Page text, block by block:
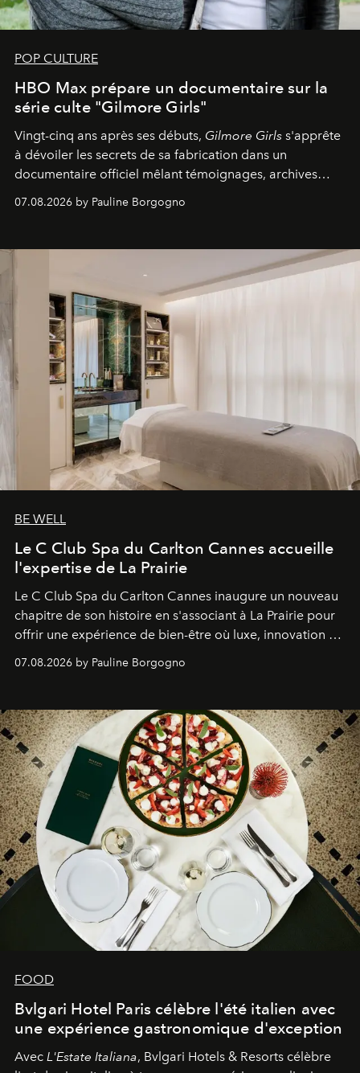
POP CULTURE
HBO Max prépare un documentaire sur la
série culte "Gilmore Girls"
Vingt-cinq ans après ses débuts, Gilmore Girls s'apprête
à dévoiler les secrets de sa fabrication dans un
documentaire officiel mêlant témoignages, archives
inédites et plongée dans les coulisses d'un phénomène
générationnel.
07.08.2026 by Pauline Borgogno
BE WELL
Le C Club Spa du Carlton Cannes accueille
l'expertise de La Prairie
Le C Club Spa du Carlton Cannes inaugure un nouveau
chapitre de son histoire en s'associant à La Prairie pour
offrir une expérience de bien-être où luxe, innovation et
expertise se rencontrent.
07.08.2026 by Pauline Borgogno
FOOD
Bvlgari Hotel Paris célèbre l'été italien avec
une expérience gastronomique d'exception
Avec L'Estate Italiana, Bvlgari Hotels & Resorts célèbre